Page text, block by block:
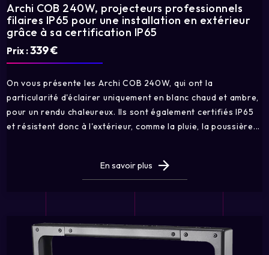
Archi COB 240W, projecteurs professionnels
filaires IP65 pour une installation en extérieur
grâce à sa certification IP65
Prix :339 €
On vous présente les Archi COB 240W, qui ont la
particularité d'éclairer uniquement en blanc chaud et ambre,
pour un rendu chaleureux. Ils sont également certifiés IP65
et résistent donc à l'extérieur, comme la pluie, la poussière...
En savoir plus